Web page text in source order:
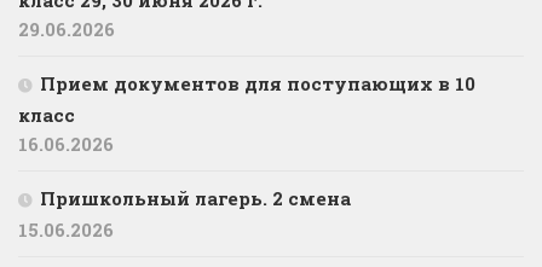
29.06.2026
Прием документов для поступающих в 10
класс
16.06.2026
Пришкольный лагерь. 2 смена
15.06.2026